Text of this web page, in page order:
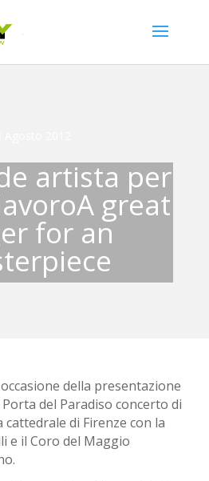
artista per
A great
for an
della presentazione
del Paradiso concerto di
cattedrale di Firenze con la
e il Coro del Maggio